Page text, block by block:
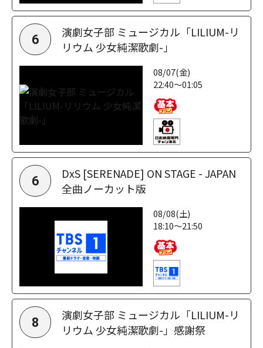
6
演劇女子部 ミュージカル「LILIUM-リ
リウム 少女純潔歌劇-」
08/07(金)
22:40～01:05
6
DxS [SERENADE] ON STAGE - JAPAN
全曲ノーカット版
08/08(土)
18:10～21:50
8
演劇女子部 ミュージカル「LILIUM-リ
リウム 少女純潔歌劇-」感謝祭